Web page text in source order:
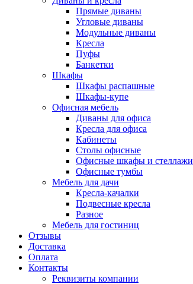
Прямые диваны
Угловые диваны
Модульные диваны
Кресла
Пуфы
Банкетки
Шкафы
Шкафы распашные
Шкафы-купе
Офисная мебель
Диваны для офиса
Кресла для офиса
Кабинеты
Столы офисные
Офисные шкафы и стеллажи
Офисные тумбы
Мебель для дачи
Кресла-качалки
Подвесные кресла
Разное
Мебель для гостиниц
Отзывы
Доставка
Оплата
Контакты
Реквизиты компании